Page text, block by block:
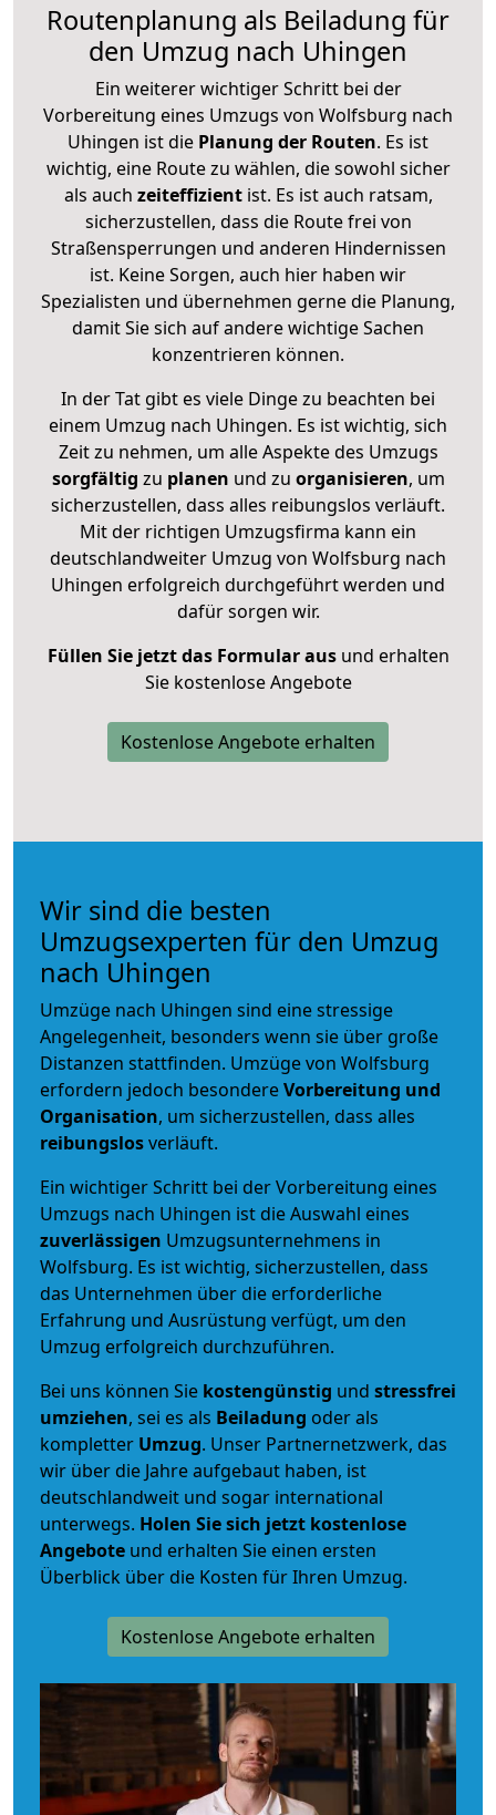
Routenplanung als Beiladung für
den Umzug nach Uhingen
Ein weiterer wichtiger Schritt bei der
Vorbereitung eines Umzugs von Wolfsburg nach
Uhingen ist die Planung der Routen. Es ist
wichtig, eine Route zu wählen, die sowohl sicher
als auch zeiteffizientist. Es ist auch ratsam,
sicherzustellen, dass die Route frei von
Straßensperrungen und anderen Hindernissen
ist. Keine Sorgen, auch hier haben wir
Spezialisten und übernehmen gerne die Planung,
damit Sie sich auf andere wichtige Sachen
konzentrieren können.
In der Tat gibt es viele Dinge zu beachten bei
einem Umzug nach Uhingen. Es ist wichtig, sich
Zeit zu nehmen, um alle Aspekte des Umzugs
sorgfältig zu planen und zu organisieren, um
sicherzustellen, dass alles reibungslos verläuft.
Mit der richtigen Umzugsfirma kann ein
deutschlandweiter Umzug von Wolfsburg nach
Uhingen erfolgreich durchgeführt werden und
dafür sorgen wir.
Füllen Sie jetzt das Formular ausund erhalten
Sie kostenlose Angebote
Kostenlose Angebote erhalten
Wir sind die besten
Umzugsexperten für den Umzug
nach Uhingen
Umzüge nach Uhingen sind eine stressige
Angelegenheit, besonders wenn sie über große
Distanzen stattfinden. Umzüge von Wolfsburg
erfordern jedoch besondereVorbereitung und
Organisation, um sicherzustellen, dass alles
reibungslosverläuft.
Ein wichtiger Schritt bei der Vorbereitung eines
Umzugs nach Uhingen ist die Auswahl eines
zuverlässigen Umzugsunternehmens in
Wolfsburg. Es ist wichtig, sicherzustellen, dass
das Unternehmen über die erforderliche
Erfahrung und Ausrüstung verfügt, um den
Umzug erfolgreich durchzuführen.
Bei uns können Sie kostengünstig und stressfrei
umziehen, sei es als Beiladung oder als
kompletter Umzug. Unser Partnernetzwerk, das
wir über die Jahre aufgebaut haben, ist
deutschlandweit und sogar international
unterwegs. Holen Sie sich jetzt kostenlose
Angebote und erhalten Sie einen ersten
Überblick über die Kosten für Ihren Umzug.
Kostenlose Angebote erhalten